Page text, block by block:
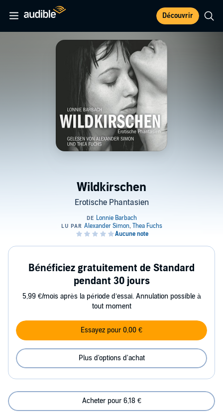
Découvrir
Wildkirschen
Erotische Phantasien
Bénéficiez gratuitement de Standard
pendant 30 jours
5,99 €/mois après la période d’essai. Annulation possible à
tout moment
Essayez pour 0,00 €
Plus d'options d'achat
Acheter pour 6,18 €